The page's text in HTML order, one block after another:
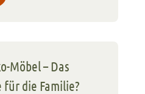
Möbel – Das
für die Familie?